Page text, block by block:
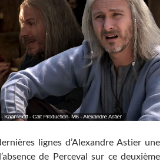
lignes d’Alexandre Astier une
de Perceval sur ce deuxième